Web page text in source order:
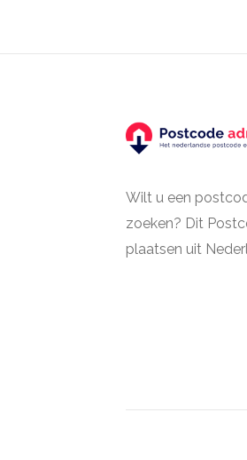
Wilt u een
zoeken? Dit
plaatsen uit